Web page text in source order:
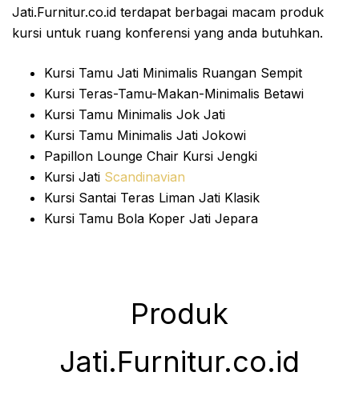
Jati.Furnitur.co.id terdapat berbagai macam produk
kursi untuk ruang konferensi yang anda butuhkan.
Kursi Tamu Jati Minimalis Ruangan Sempit
Kursi Teras-Tamu-Makan-Minimalis Betawi
Kursi Tamu Minimalis Jok Jati
Kursi Tamu Minimalis Jati Jokowi
Papillon Lounge Chair Kursi Jengki
Kursi Jati Scandinavian
Kursi Santai Teras Liman Jati Klasik
Kursi Tamu Bola Koper Jati Jepara
Produk
Jati.Furnitur.co.id